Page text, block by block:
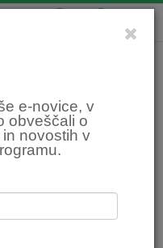
e-novice, v
obveščali o
novostih v